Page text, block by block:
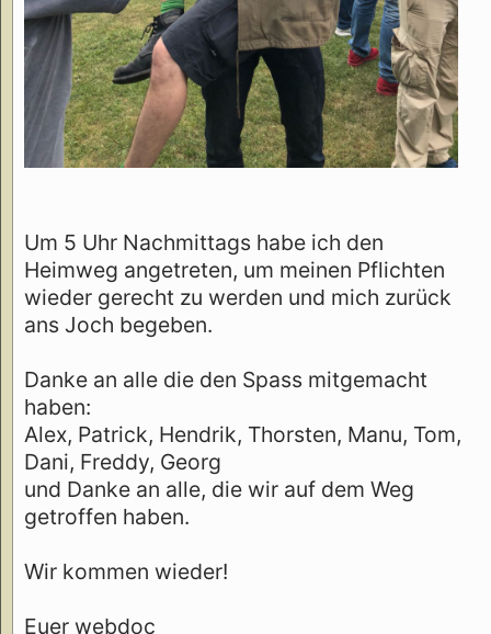
Um 5 Uhr Nachmittags habe ich den
Heimweg angetreten, um meinen Pflichten
wieder gerecht zu werden und mich zurück
ans Joch begeben.
Danke an alle die den Spass mitgemacht
haben:
Alex, Patrick, Hendrik, Thorsten, Manu, Tom,
Dani, Freddy, Georg
und Danke an alle, die wir auf dem Weg
getroffen haben.
Wir kommen wieder!
Euer webdoc